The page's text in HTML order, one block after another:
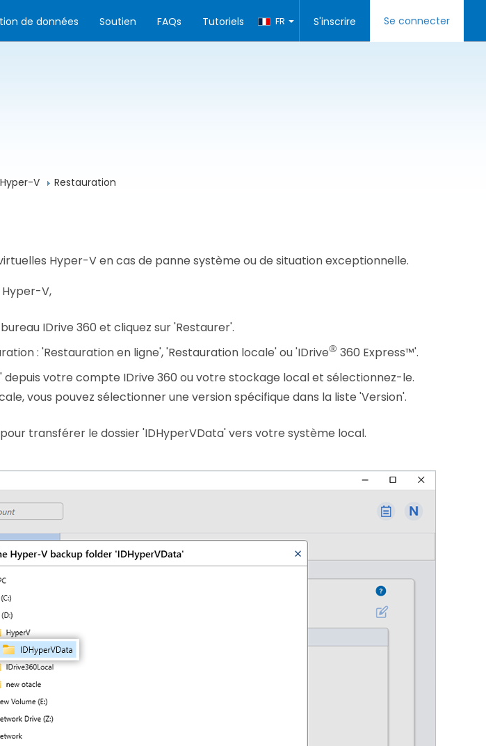
S'inscrire Se connecter
FR
de données Soutien FAQs Tutoriels
Hyper-V Restauration
Hyper-V en cas de panne système ou de situation exceptionnelle.
V,
IDrive 360 et cliquez sur 'Restaurer'.
: 'Restauration en ligne', 'Restauration locale' ou 'IDrive® 360 Express™'.
depuis votre compte IDrive 360 ou votre stockage local et sélectionnez-le.
vous pouvez sélectionner une version spécifique dans la liste 'Version'.
transférer le dossier 'IDHyperVData' vers votre système local.